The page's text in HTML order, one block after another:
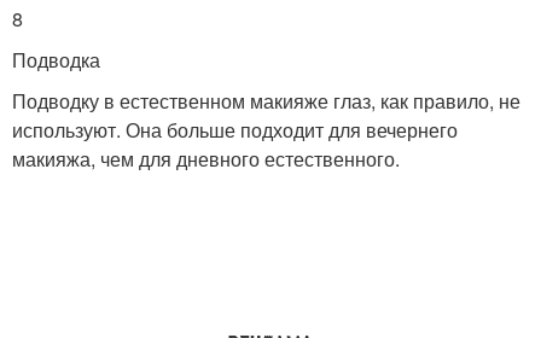
8
Подводка
Подводку в естественном макияже глаз, как правило, не
используют. Она больше подходит для вечернего
макияжа, чем для дневного естественного.